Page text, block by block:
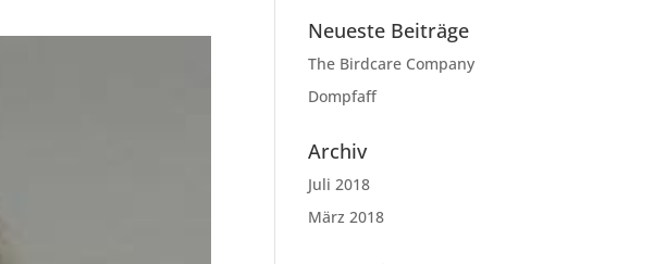
Neueste Beiträge
The Birdcare Company
Dompfaff
Archiv
Juli 2018
März 2018